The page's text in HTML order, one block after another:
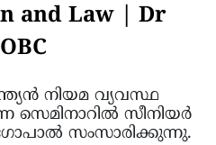
and Law | Dr
നിയമ വ്യവസ്ഥ
സീനിയർ
സംസാരിക്കുന്നു.